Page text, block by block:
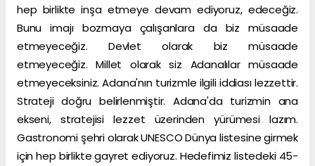
hep birlikte inşa etmeye devam ediyoruz, edeceğiz.
Bunu imajı bozmaya çalışanlara da biz müsaade
etmeyeceğiz. Devlet olarak biz müsaade
etmeyeceğiz. Millet olarak siz Adanalılar müsaade
etmeyeceksiniz. Adana'nın turizmle ilgili iddiası lezzettir.
Strateji doğru belirlenmiştir. Adana'da turizmin ana
ekseni, stratejisi lezzet üzerinden yürümesi lazım.
Gastronomi şehri olarak UNESCO Dünya listesine girmek
için hep birlikte gayret ediyoruz. Hedefimiz listedeki 45-